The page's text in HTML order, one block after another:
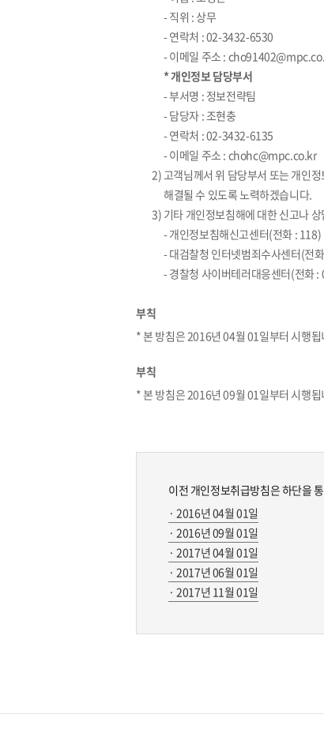
- 직위 : 상무
- 연락처 : 02-3432-6530
- 이메일 주소 :
* 개인정보 담당부서
- 부서명 : 정보전략팀
- 담당자 : 조현충
- 연락처 : 02-3432-6135
- 이메일 주소 : chohc@mpc.co.kr
2) 고객님께서 위 담당부서 또는 개인
해결될 수 있도록 노력하겠습니다.
3) 기타 개인정보침해에 대한 신고나
- 개인정보침해신고센터(전화 :
- 대검찰청 인터넷범죄수사센터(전
- 경찰청 사이버테러대응센터(전화
부칙
* 본 방침은 2016년 04월 01일부터 시행됩
부칙
* 본 방침은 2016년 09월 01일부터 시행됩
이전 개인정보취급방침은 하단을
· 2016년 04월 01일
· 2016년 09월 01일
· 2017년 04월 01일
· 2017년 06월 01일
· 2017년 11월 01일